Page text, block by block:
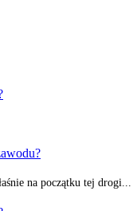
na początku tej